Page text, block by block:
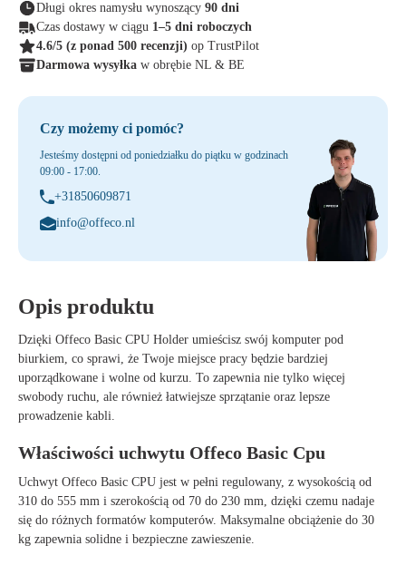
Długi okres namysłu wynoszący 90 dni
Czas dostawy w ciągu 1–5 dni roboczych
4.6/5 (z ponad 500 recenzji) op TrustPilot
Darmowa wysyłka w obrębie NL & BE
Czy możemy ci pomóc?
Jesteśmy dostępni od poniedziałku do piątku w godzinach
09:00 - 17:00.
+31850609871
info@offeco.nl
Opis produktu
Dzięki Offeco Basic CPU Holder umieścisz swój komputer pod
biurkiem, co sprawi, że Twoje miejsce pracy będzie bardziej
uporządkowane i wolne od kurzu. To zapewnia nie tylko więcej
swobody ruchu, ale również łatwiejsze sprzątanie oraz lepsze
prowadzenie kabli.
Właściwości uchwytu Offeco Basic Cpu
Uchwyt Offeco Basic CPU jest w pełni regulowany, z wysokością od
310 do 555 mm i szerokością od 70 do 230 mm, dzięki czemu nadaje
się do różnych formatów komputerów. Maksymalne obciążenie do 30
kg zapewnia solidne i bezpieczne zawieszenie.